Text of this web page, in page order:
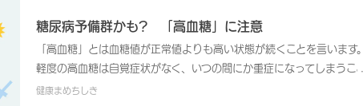
糖尿病予備群かも? 「高血糖」に注意
「高血糖」とは血糖値が正常値よりも高い状態が続くことを言います。
軽度の高血糖は自覚症状がなく、いつの間にか重症になってしまうこと
が多いため、定期的に検査キットや測定器でセルフチェックすることが
健康まめちしき